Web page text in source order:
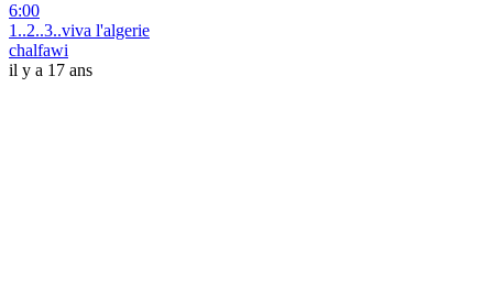
6:00
1..2..3..viva l'algerie
chalfawi
il y a 17 ans